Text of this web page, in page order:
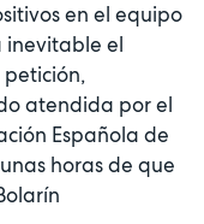
en el equipo
inevitable el
atendida por el
Española de
horas de que